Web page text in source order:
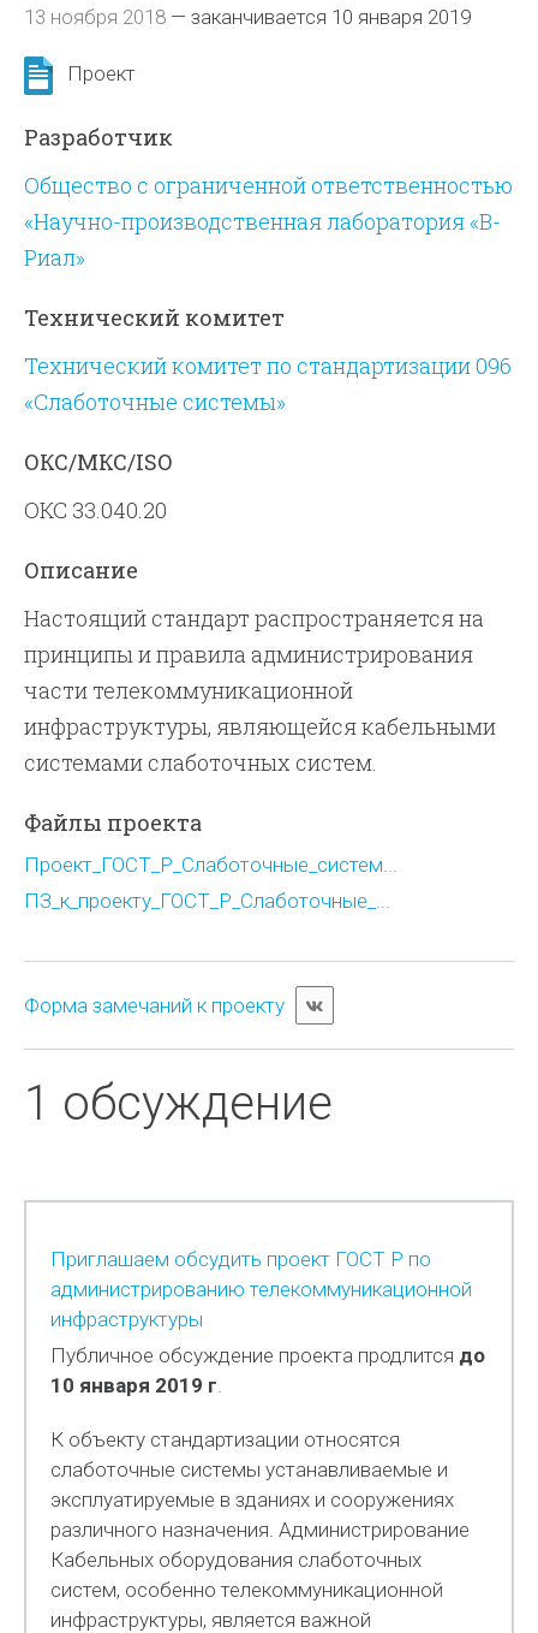
13 ноября 2018 —заканчивается 10 января 2019
Проект
Разработчик
Общество с ограниченной ответственностью
«Научно-производственная лаборатория «В-
Риал»
Технический комитет
Технический комитет по стандартизации 096
«Слаботочные системы»
ОКС/МКС/ISO
ОКС 33.040.20
Описание
Настоящий стандарт распространяется на
принципы и правила администрирования
части телекоммуникационной
инфраструктуры, являющейся кабельными
системами слаботочных систем.
Файлы проекта
Проект_ГОСТ_Р_Слаботочные_систем...
ПЗ_к_проекту_ГОСТ_Р_Слаботочные_...
Форма замечаний к проекту
1 обсуждение
Приглашаем обсудить проект ГОСТ Р по
администрированию телекоммуникационной
инфраструктуры
Публичное обсуждение проекта продлится до
10 января 2019 г.
К объекту стандартизации относятся
слаботочные системы устанавливаемые и
эксплуатируемые в зданиях и сооружениях
различного назначения. Администрирование
Кабельных оборудования слаботочных
систем, особенно телекоммуникационной
инфраструктуры, является важной